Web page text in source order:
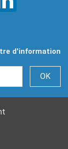
d'information